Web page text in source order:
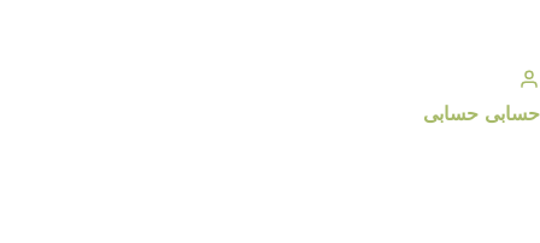
حسابى حسابى